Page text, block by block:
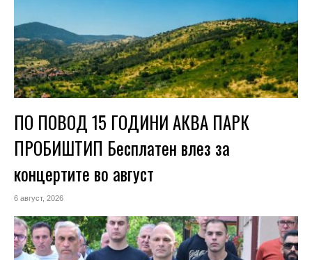
ПО ПОВОД 15 ГОДИНИ АКВА ПАРК
ПРОБИШТИП Бесплатен влез за
концертите во август
6 август, 2026